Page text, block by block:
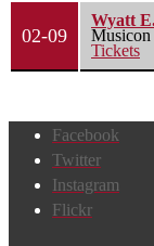
02-09
Wyatt
Tickets
Facebook
Twitter
Instagram
Flickr